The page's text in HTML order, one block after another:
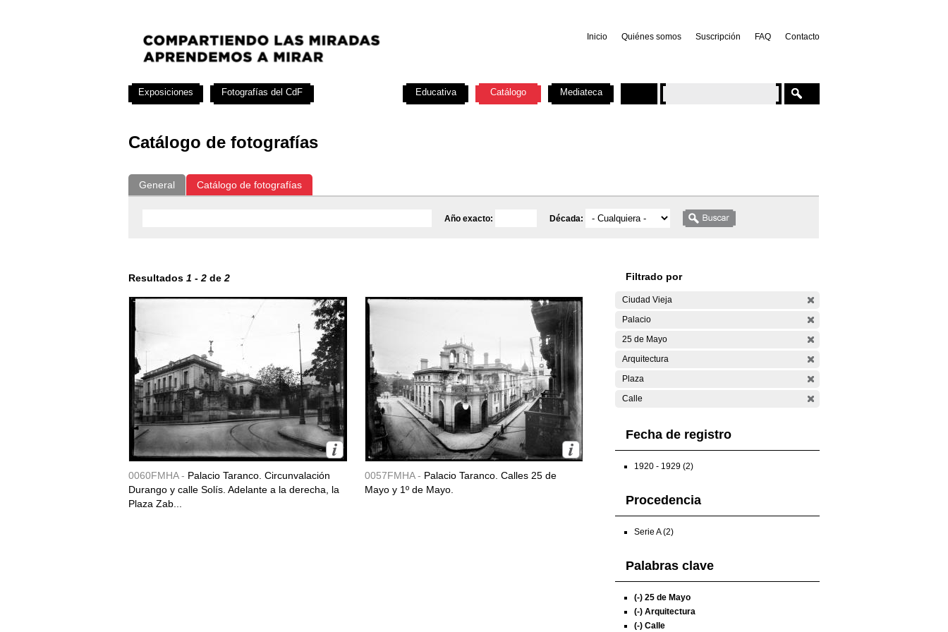
Inicio Quiénes somos Suscripción FAQ Contacto
Catálogo de fotografías
General Catálogo de fotografías
Año exacto: Década:
Resultados 1 - 2 de 2
0060FMHA - Palacio Taranco. Circunvalación
Durango y calle Solís. Adelante a la derecha, la
Plaza Zab...
0057FMHA - Palacio Taranco. Calles 25 de
Mayo y 1º de Mayo.
Filtrado por
Ciudad Vieja
Palacio
25 de Mayo
Arquitectura
Plaza
Calle
Fecha de registro
1920 - 1929 (2)
Procedencia
Serie A (2)
Palabras clave
(-) 25 de Mayo
(-) Arquitectura
(-) Calle
Exposiciones Fotografías del CdF Educativa Catálogo Mediateca